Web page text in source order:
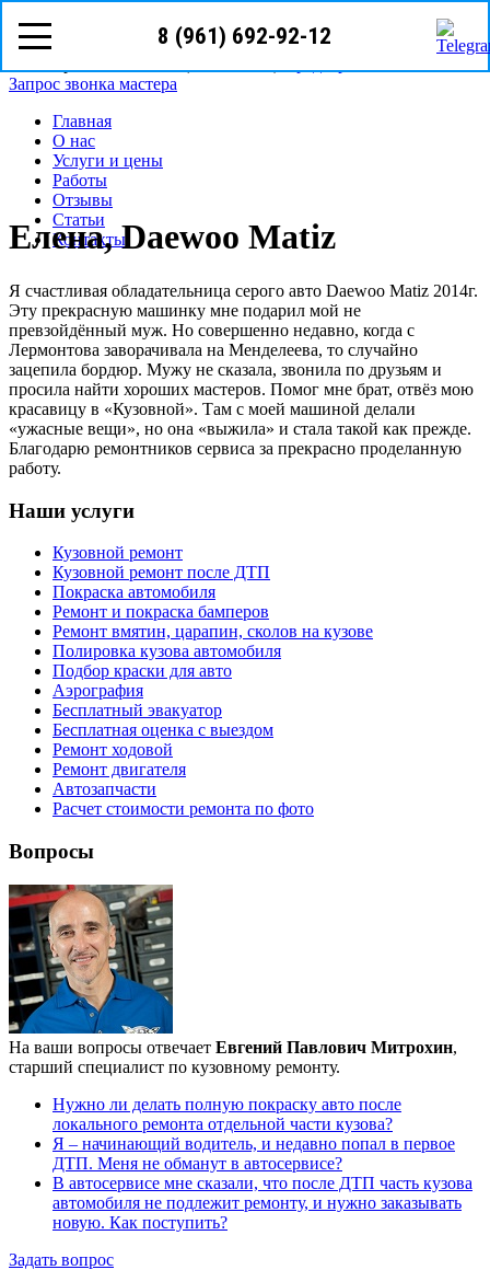
8 (961) 692-92-12
8(961)
Волгоград, ул. Батумская 7
Запрос звонка мастера
Главная
О нас
Услуги и цены
Работы
Отзывы
Статьи
Контакты
Елена, Daewoo Matiz
Я счастливая обладательница серого авто Daewoo Matiz 2014г.
Эту прекрасную машинку мне подарил мой не
превзойдённый муж. Но совершенно недавно, когда с
Лермонтова заворачивала на Менделеева, то случайно
зацепила бордюр. Мужу не сказала, звонила по друзьям и
просила найти хороших мастеров. Помог мне брат, отвёз мою
красавицу в «Кузовной». Там с моей машиной делали
«ужасные вещи», но она «выжила» и стала такой как прежде.
Благодарю ремонтников сервиса за прекрасно проделанную
работу.
Наши услуги
Кузовной ремонт
Кузовной ремонт после ДТП
Покраска автомобиля
Ремонт и покраска бамперов
Ремонт вмятин, царапин, сколов на кузове
Полировка кузова автомобиля
Подбор краски для авто
Аэрография
Бесплатный эвакуатор
Бесплатная оценка с выездом
Ремонт ходовой
Ремонт двигателя
Автозапчасти
Расчет стоимости ремонта по фото
Вопросы
На ваши вопросы отвечает Евгений Павлович Митрохин,
старший специалист по кузовному ремонту.
Нужно ли делать полную покраску авто после
локального ремонта отдельной части кузова?
Я – начинающий водитель, и недавно попал в первое
ДТП. Меня не обманут в автосервисе?
В автосервисе мне сказали, что после ДТП часть кузова
автомобиля не подлежит ремонту, и нужно заказывать
новую. Как поступить?
Задать вопрос